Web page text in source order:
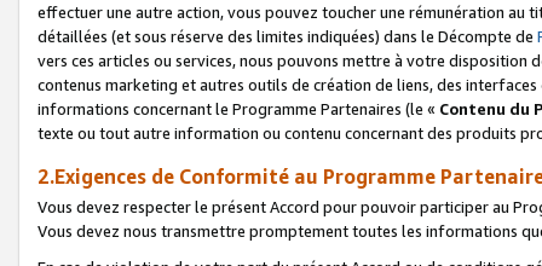
effectuer une autre action, vous pouvez toucher une rémunération
détaillées (et sous réserve des limites indiquées) dans le Décompte de
vers ces articles ou services, nous pouvons mettre à votre disposition
contenus marketing et autres outils de création de liens, des
informations concernant le Programme Partenaires (le « Contenu du
texte ou tout autre information ou contenu concernant des produits
2.Exigences de Conformité au Programme
Vous devez respecter le présent Accord pour pouvoir participer au
Vous devez nous transmettre promptement toutes les informations